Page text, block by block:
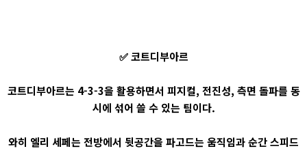
✅ 코트디부아르
코트디부아르는 4-3-3을 활용하면서 피지컬, 전진성, 측면 돌파를 동
시에 섞어 쓸 수 있는 팀이다.
와히 엘리 세페는 전방에서 뒷공간을 파고드는 움직임과 순간 스피드